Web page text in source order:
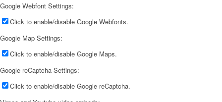
Google Webfont Settings:
Click to enable/disable Google Webfonts.
Google Map Settings:
Click to enable/disable Google Maps.
Google reCaptcha Settings:
Click to enable/disable Google reCaptcha.